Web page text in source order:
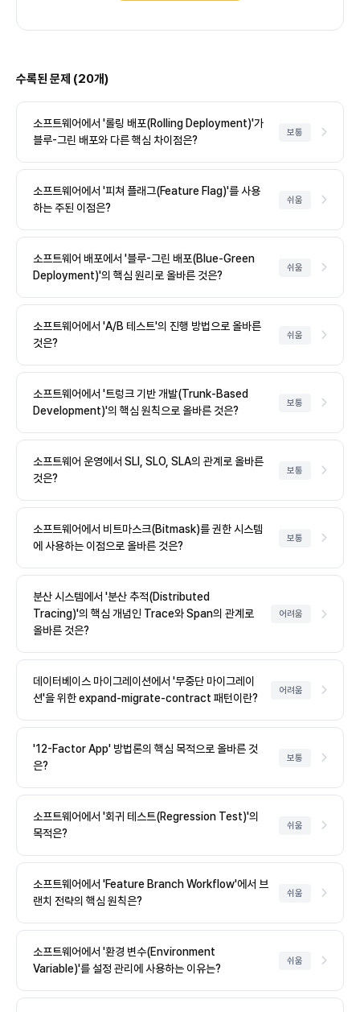
수록된 문제 (20개)
소프트웨어에서 '롤링 배포(Rolling Deployment)'가
블루-그린 배포와 다른 핵심 차이점은?
보통
소프트웨어에서 '피쳐 플래그(Feature Flag)'를 사용
하는 주된 이점은?
쉬움
소프트웨어 배포에서 '블루-그린 배포(Blue-Green
Deployment)'의 핵심 원리로 올바른 것은?
쉬움
소프트웨어에서 'A/B 테스트'의 진행 방법으로 올바른
것은?
쉬움
소프트웨어에서 '트렁크 기반 개발(Trunk-Based
Development)'의 핵심 원칙으로 올바른 것은?
보통
소프트웨어 운영에서 SLI, SLO, SLA의 관계로 올바른
것은?
보통
소프트웨어에서 비트마스크(Bitmask)를 권한 시스템
에 사용하는 이점으로 올바른 것은?
보통
분산 시스템에서 '분산 추적(Distributed
Tracing)'의 핵심 개념인 Trace와 Span의 관계로
올바른 것은?
어려움
데이터베이스 마이그레이션에서 '무중단 마이그레이
션'을 위한 expand-migrate-contract 패턴이란?
어려움
'12-Factor App' 방법론의 핵심 목적으로 올바른 것
은?
보통
소프트웨어에서 '회귀 테스트(Regression Test)'의
목적은?
쉬움
소프트웨어에서 'Feature Branch Workflow'에서 브
랜치 전략의 핵심 원칙은?
쉬움
소프트웨어에서 '환경 변수(Environment
Variable)'를 설정 관리에 사용하는 이유는?
쉬움